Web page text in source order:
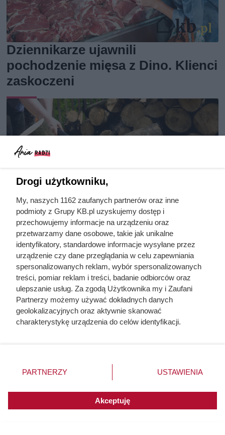
Dziennikarze ujawnili
pochodzenie mięsa z Dino. Klienci
zaskoczeni
Ten gatunek drewna daje
najwięcej ciepła, a Polacy rzadko
go kupują. Prawdziwy król
kaloryczności
Drogi użytkowniku,
My, naszych 1162 zaufanych partnerów oraz inne
podmioty z Grupy KB.pl uzyskujemy dostęp i
przechowujemy informacje na urządzeniu oraz
przetwarzamy dane osobowe, takie jak unikalne
identyfikatory, standardowe informacje wysyłane przez
urządzenie czy dane przeglądania w celu zapewniania
spersonalizowanych reklam, wybór spersonalizowanych
treści, pomiar reklam i treści, badanie odbiorców oraz
ulepszanie usług. Za zgodą Użytkownika my i Zaufani
Partnerzy możemy używać dokładnych danych
geolokalizacyjnych oraz aktywnie skanować
charakterystykę urządzenia do celów identyfikacji.
zmienić/wycofać klikając przycisk ustawień prywatności
znajdujący się w lewym dolnym rogu strony. Niektóre
użytkownika, ale masz prawo sprzeciwić się takiemu
przetwarzaniu. Preferencje będą miały zastosowania do
PARTNERZY USTAWIENIA
Akceptuję